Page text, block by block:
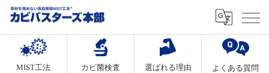
MIST工法 カビ菌検査 選ばれる理由 よくある質問